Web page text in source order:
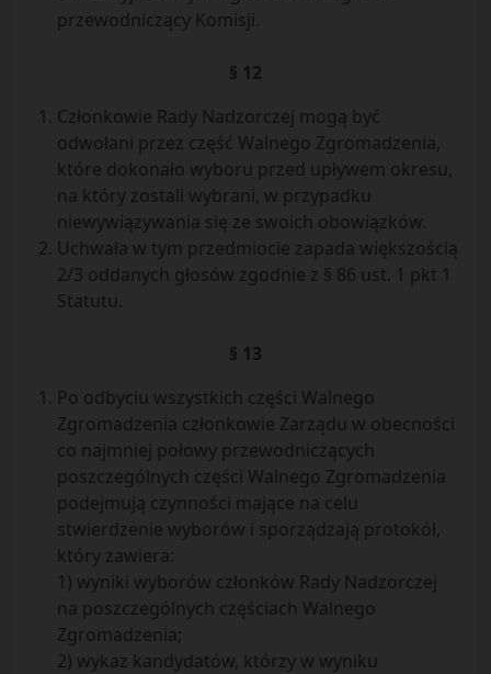
przewodniczący Komisji.
§ 12
Członkowie Rady Nadzorczej mogą być
odwołani przez część Walnego Zgromadzenia,
które dokonało wyboru przed upływem okresu,
na który zostali wybrani, w przypadku
niewywiązywania się ze swoich obowiązków.
Uchwała w tym przedmiocie zapada większością
2/3 oddanych głosów zgodnie z § 86 ust. 1 pkt 1
Statutu.
§ 13
Po odbyciu wszystkich części Walnego
Zgromadzenia członkowie Zarządu w obecności
co najmniej połowy przewodniczących
poszczególnych części Walnego Zgromadzenia
podejmują czynności mające na celu
stwierdzenie wyborów i sporządzają protokół,
który zawiera:
1) wyniki wyborów członków Rady Nadzorczej
na poszczególnych częściach Walnego
Zgromadzenia;
2) wykaz kandydatów, którzy w wyniku